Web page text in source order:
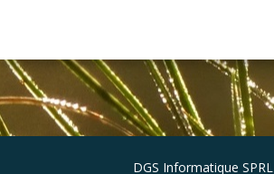
DGS Informatique SPRL